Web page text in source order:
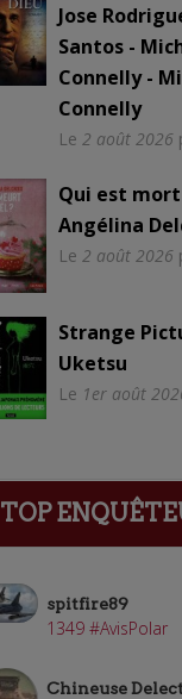
Jose
Santos -
Connelly -
Connelly
Le 2 août 2026
Qui est mort
Angélina
Le 2 août 2026
Strange
Uketsu
Le 1er août
TOP
spitfire89
1349 #AvisPolar
Chineuse